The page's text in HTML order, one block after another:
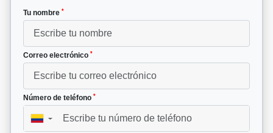
Tu nombre *
Correo electrónico *
Número de teléfono *
▼